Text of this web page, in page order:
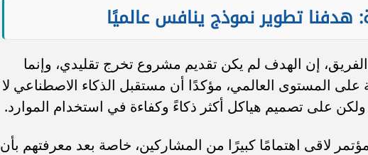
هدفنا تطوير نموذج ينافس عالميًا
إن الهدف لم يكن تقديم مشروع تخرج تقليدي، وإنما
المستوى العالمي، مؤكدًا أن مستقبل الذكاء الاصطناعي لا
ولكن على تصميم هياكل أكثر ذكاءً وكفاءة في استخدام الموارد.
لاقى اهتمامًا كبيرًا من المشاركين، خاصة بعد معرفتهم بأن